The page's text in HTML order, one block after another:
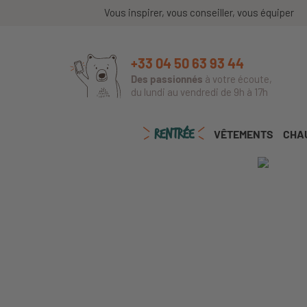
Vous inspirer, vous conseiller, vous équiper
+33 04 50 63 93 44
Des passionnés à votre écoute,
du lundi au vendredi de 9h à 17h
RENTRÉE VÊTEMENTS